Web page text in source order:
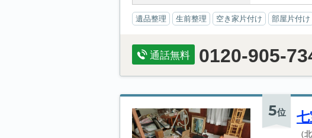
遺品整理 生前整理 空き家片付け 部屋片付け
通話無料 0120-905-
5位
（